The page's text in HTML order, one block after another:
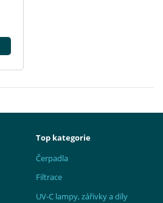
Top kategorie
Čerpadla
Filtrace
UV-C lampy, zářivky a díly